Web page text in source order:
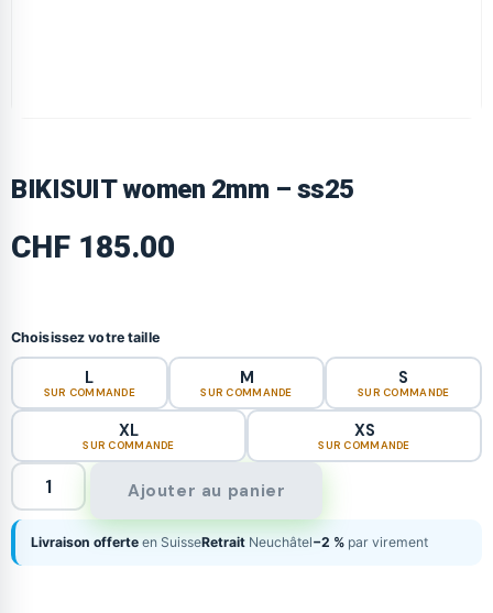
BIKISUIT women 2mm – ss25
CHF 185.00
Choisissez votre taille
L
SUR COMMANDE
M
SUR COMMANDE
S
SUR COMMANDE
XL
SUR COMMANDE
XS
SUR COMMANDE
Ajouter au panier
Livraison offerte en SuisseRetrait Neuchâtel−2 % par virement